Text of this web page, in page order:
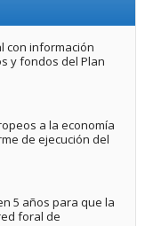
con información
y fondos del Plan
a la economía
de ejecución del
5 años para que la
foral de